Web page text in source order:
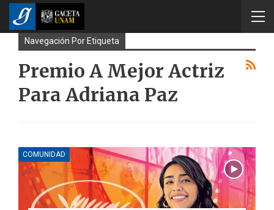
Navegación Por Etiqueta
Premio A Mejor Actriz
Para Adriana Paz
COMUNIDAD